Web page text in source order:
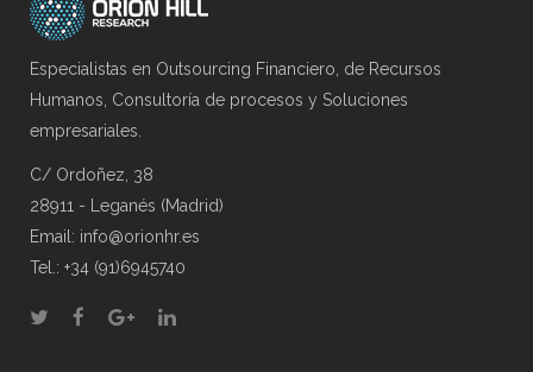
Especialistas en Outsourcing Financiero, de Recursos
Humanos, Consultoría de procesos y Soluciones
empresariales.
C/ Ordoñez, 38
28911 - Leganés (Madrid)
Email: info@orionhr.es
Tel.: +34 (91)6945740